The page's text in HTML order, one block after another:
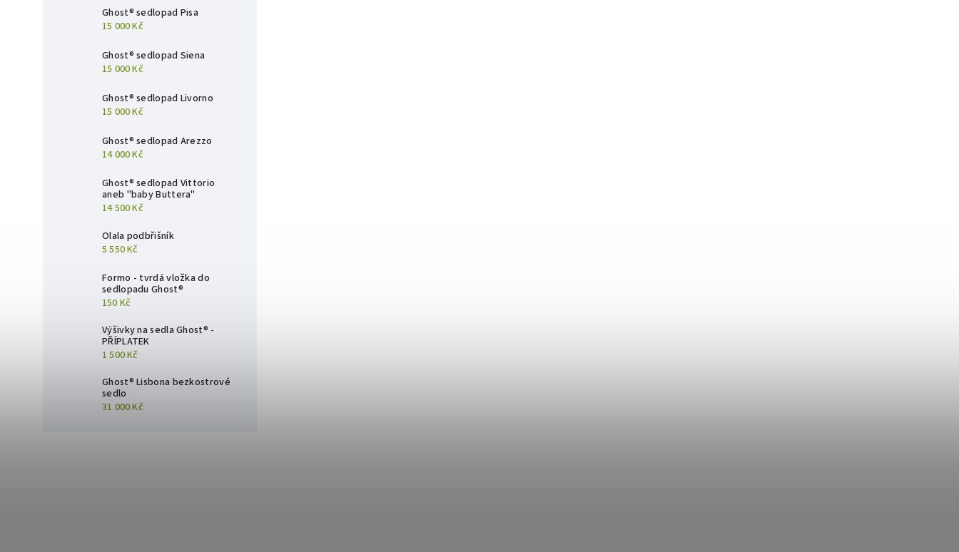
Ghost® sedlopad Pisa
15 000 Kč
Ghost® sedlopad Siena
15 000 Kč
Ghost® sedlopad Livorno
15 000 Kč
Ghost® sedlopad Arezzo
14 000 Kč
Ghost® sedlopad Vittorio
aneb "baby Buttera"
14 500 Kč
Olala podbřišník
5 550 Kč
Formo - tvrdá vložka do
sedlopadu Ghost®
150 Kč
Výšivky na sedla Ghost® -
PŘÍPLATEK
1 500 Kč
Ghost® Lisbona bezkostrové
sedlo
31 000 Kč